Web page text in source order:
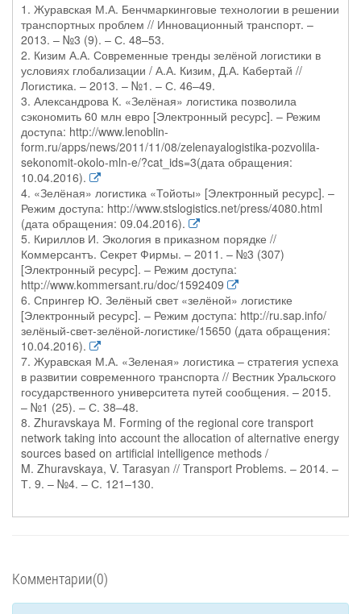
1. Журавская М.А. Бенчмаркинговые технологии в решении
транспортных проблем // Инновационный транспорт. –
2013. – №3 (9). – С. 48–53.
2. Кизим А.А. Современные тренды зелёной логистики в
условиях глобализации / А.А. Кизим, Д.А. Кабертай //
Логистика. – 2013. – №1. – С. 46–49.
3. Александрова К. «Зелёная» логистика позволила
сэкономить 60 млн евро [Электронный ресурс]. – Режим
доступа: http://www.lenoblin-
form.ru/apps/news/2011/11/08/zelenayalogistika-pozvolila-
sekonomit-okolo-mln-e/?cat_ids=3(дата обращения:
10.04.2016).
4. «Зелёная» логистика «Тойоты» [Электронный ресурс]. –
Режим доступа: http://www.stslogistics.net/press/4080.html
(дата обращения: 09.04.2016).
5. Кириллов И. Экология в приказном порядке //
Коммерсантъ. Секрет Фирмы. – 2011. – №3 (307)
[Электронный ресурс]. – Режим доступа:
http://www.kommersant.ru/doc/1592409
6. Спрингер Ю. Зелёный свет «зелёной» логистике
[Электронный ресурс]. – Режим доступа: http://ru.sap.info/
зелёный-свет-зелёной-логистике/15650 (дата обращения:
10.04.2016).
7. Журавская М.А. «Зеленая» логистика – стратегия успеха
в развитии современного транспорта // Вестник Уральского
государственного университета путей сообщения. – 2015.
– №1 (25). – С. 38–48.
8. Zhuravskaya M. Forming of the regional core transport
network taking into account the allocation of alternative energy
sources based on artificial intelligence methods /
M. Zhuravskaya, V. Tarasyan // Transport Problems. – 2014. –
Т. 9. – №4. – С. 121–130.
Комментарии(0)